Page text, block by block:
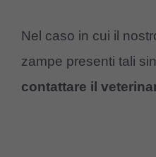
Nel caso in cui il
zampe presenti tali
contattare il